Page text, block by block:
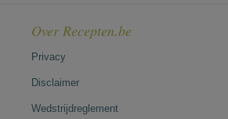
Over Recepten.be
Privacy
Disclaimer
Wedstrijdreglement